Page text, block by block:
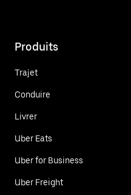
Produits
Trajet
Conduire
Livrer
Uber Eats
Uber for Business
Uber Freight